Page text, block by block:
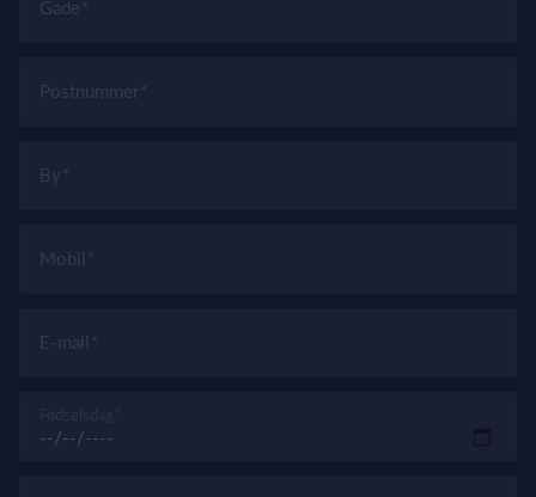
Gade
Postnummer
By
Mobil
E-mail